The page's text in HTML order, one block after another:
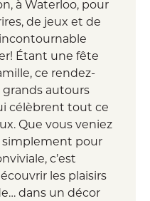
à Waterloo, pour
de jeux et de
Étant une fête
ce rendez-
autours
célèbrent tout ce
Que vous veniez
simplement pour
c’est
les plaisirs
dans un décor